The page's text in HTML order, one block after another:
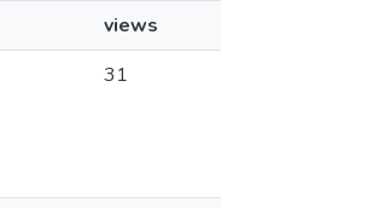
views
31